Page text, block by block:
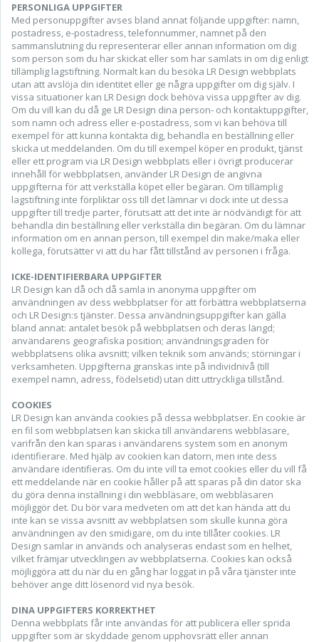
PERSONLIGA UPPGIFTER
Med personuppgifter avses bland annat följande uppgifter: namn,
postadress, e-postadress, telefonnummer, namnet på den
sammanslutning du representerar eller annan information om dig
som person som du har skickat eller som har samlats in om dig enligt
tillämplig lagstiftning. Normalt kan du besöka LR Design webbplats
utan att avslöja din identitet eller ge några uppgifter om dig själv. I
vissa situationer kan LR Design dock behöva vissa uppgifter av dig.
Om du vill kan du då ge LR Design dina person- och kontaktuppgifter,
som namn och adress eller e-postadress, som vi kan behöva till
exempel för att kunna kontakta dig, behandla en beställning eller
skicka ut meddelanden. Om du till exempel köper en produkt, tjänst
eller ett program via LR Design webbplats eller i övrigt producerar
innehåll för webbplatsen, använder LR Design de angivna
uppgifterna för att verkställa köpet eller begäran. Om tillämplig
lagstiftning inte förpliktar oss till det lämnar vi dock inte ut dessa
uppgifter till tredje parter, förutsatt att det inte är nödvändigt för att
behandla din beställning eller verkställa din begäran. Om du lämnar
information om en annan person, till exempel din make/maka eller
kollega, förutsätter vi att du har fått tillstånd av personen i fråga.
ICKE-IDENTIFIERBARA UPPGIFTER
LR Design kan då och då samla in anonyma uppgifter om
användningen av dess webbplatser för att förbättra webbplatserna
och LR Design:s tjänster. Dessa användningsuppgifter kan gälla
bland annat: antalet besök på webbplatsen och deras längd;
användarens geografiska position; användningsgraden för
webbplatsens olika avsnitt; vilken teknik som används; störningar i
verksamheten. Uppgifterna granskas inte på individnivå (till
exempel namn, adress, födelsetid) utan ditt uttryckliga tillstånd.
COOKIES
LR Design kan använda cookies på dessa webbplatser. En cookie är
en fil som webbplatsen kan skicka till användarens webbläsare,
varifrån den kan sparas i användarens system som en anonym
identifierare. Med hjälp av cookien kan datorn, men inte dess
användare identifieras. Om du inte vill ta emot cookies eller du vill få
ett meddelande när en cookie håller på att sparas på din dator ska
du göra denna inställning i din webbläsare, om webbläsaren
möjliggör det. Du bör vara medveten om att det kan hända att du
inte kan se vissa avsnitt av webbplatsen som skulle kunna göra
användningen av den smidigare, om du inte tillåter cookies. LR
Design samlar in används och analyseras endast som en helhet,
vilket främjar utvecklingen av webbplatserna. Cookies kan också
möjliggöra att du när du en gång har loggat in på våra tjänster inte
behöver ange ditt lösenord vid nya besök.
DINA UPPGIFTERS KORREKTHET
Denna webbplats får inte användas för att publicera eller sprida
uppgifter som är skyddade genom upphovsrätt eller annan